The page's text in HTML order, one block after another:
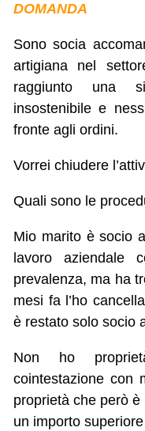
DOMANDA
Sono socia
artigiana nel
raggiunto una
insostenibile e
fronte agli ordini.
Vorrei chiudere
Quali sono le
Mio marito è socio
lavoro aziendale
prevalenza, ma ha
mesi fa l’ho
è restato solo socio
Non ho
cointestazione con
proprietà che però
un importo